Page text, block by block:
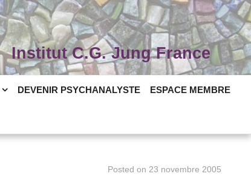
Institut C.G. Jung France
DEVENIR PSYCHANALYSTE ESPACE MEMBRE
Posted on 23 novembre 2005